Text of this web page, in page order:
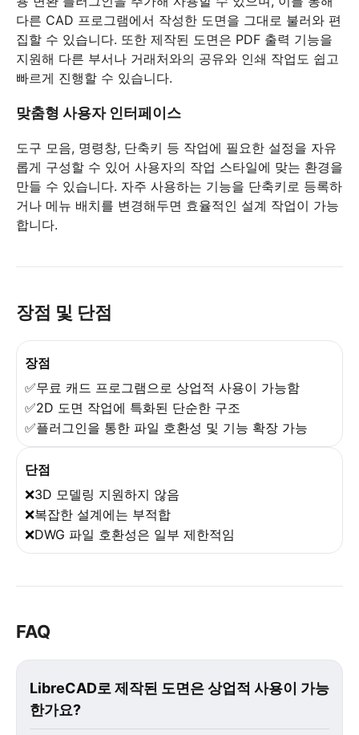
다른 CAD 프로그램에서 작성한 도면을 그대로 불러와 편
집할 수 있습니다. 또한 제작된 도면은 PDF 출력 기능을
지원해 다른 부서나 거래처와의 공유와 인쇄 작업도 쉽고
빠르게 진행할 수 있습니다.
맞춤형 사용자 인터페이스
도구 모음, 명령창, 단축키 등 작업에 필요한 설정을 자유
롭게 구성할 수 있어 사용자의 작업 스타일에 맞는 환경을
만들 수 있습니다. 자주 사용하는 기능을 단축키로 등록하
거나 메뉴 배치를 변경해두면 효율적인 설계 작업이 가능
합니다.
장점 및 단점
장점
✅무료 캐드 프로그램으로 상업적 사용이 가능함
✅2D 도면 작업에 특화된 단순한 구조
✅플러그인을 통한 파일 호환성 및 기능 확장 가능
단점
❌3D 모델링 지원하지 않음
❌복잡한 설계에는 부적합
❌DWG 파일 호환성은 일부 제한적임
FAQ
LibreCAD로 제작된 도면은 상업적 사용이 가능
한가요?